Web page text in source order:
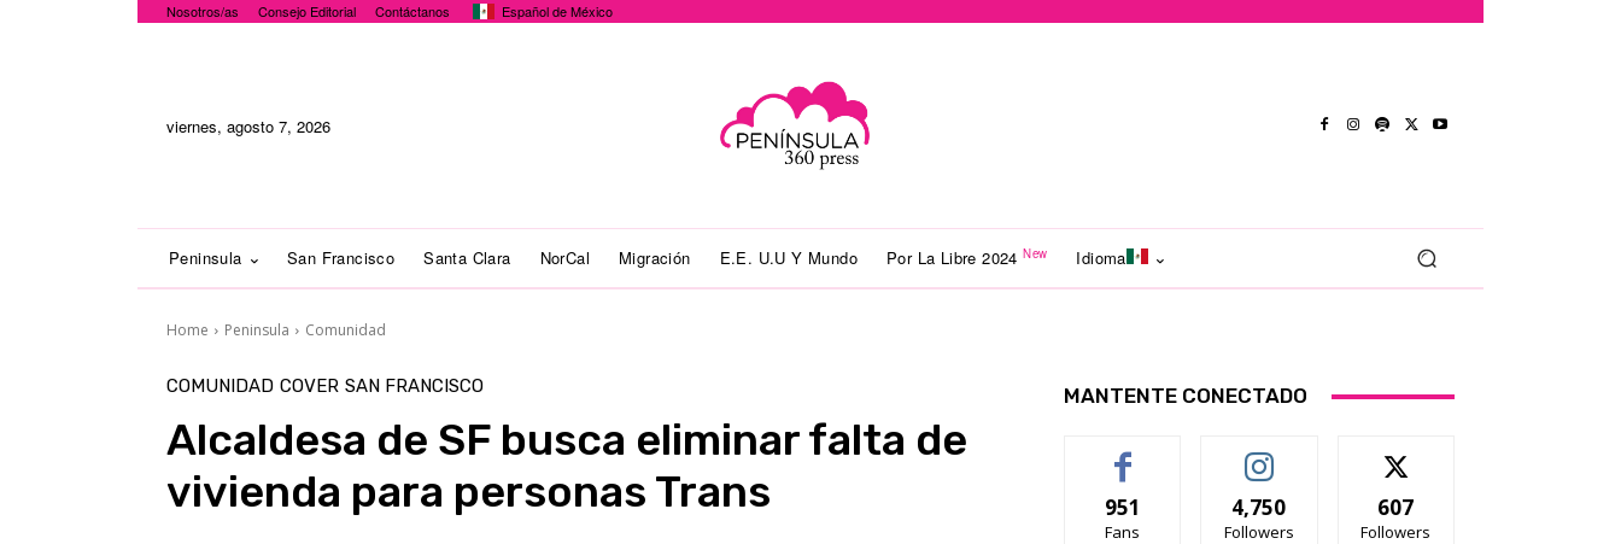
Nosotros/as Consejo Editorial Contáctanos Español de México
viernes, agosto 7, 2026
Peninsula San Francisco Santa Clara NorCal Migración E.E. U.U Y Mundo Por La Libre 2024New Idioma
Home Peninsula Comunidad
COMUNIDAD COVER SAN FRANCISCO
Alcaldesa de SF busca eliminar falta de
vivienda para personas Trans
MANTENTE CONECTADO
951
Fans
4,750
Followers
607
Followers